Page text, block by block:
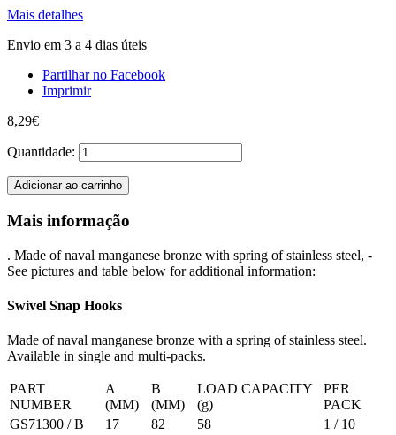
Mais detalhes
Envio em 3 a 4 dias úteis
Partilhar no Facebook
Imprimir
8,29€
Quantidade:
Adicionar ao carrinho
Mais informação
. Made of naval manganese bronze with spring of stainless steel, -
See pictures and table below for additional information:
Swivel Snap Hooks
Made of naval manganese bronze with a spring of stainless steel.
Available in single and multi-packs.
PART
NUMBER
A
(MM)
B
(MM)
LOAD CAPACITY
(g)
PER
PACK
GS71300 / B
17 82 58
1 / 10